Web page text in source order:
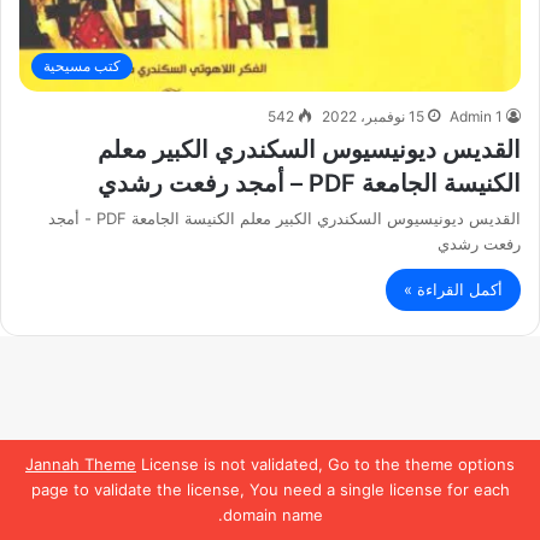
Jannah Theme License is not validated, Go to the theme options
page to validate the license, You need a single license for each
domain name.
كتب مسيحية
Admin 1 15 نوفمبر، 2022 542
القديس ديونيسيوس السكندري الكبير معلم
الكنيسة الجامعة PDF – أمجد رفعت رشدي
القديس ديونيسيوس السكندري الكبير معلم الكنيسة الجامعة PDF - أمجد
رفعت رشدي
أكمل القراءة »